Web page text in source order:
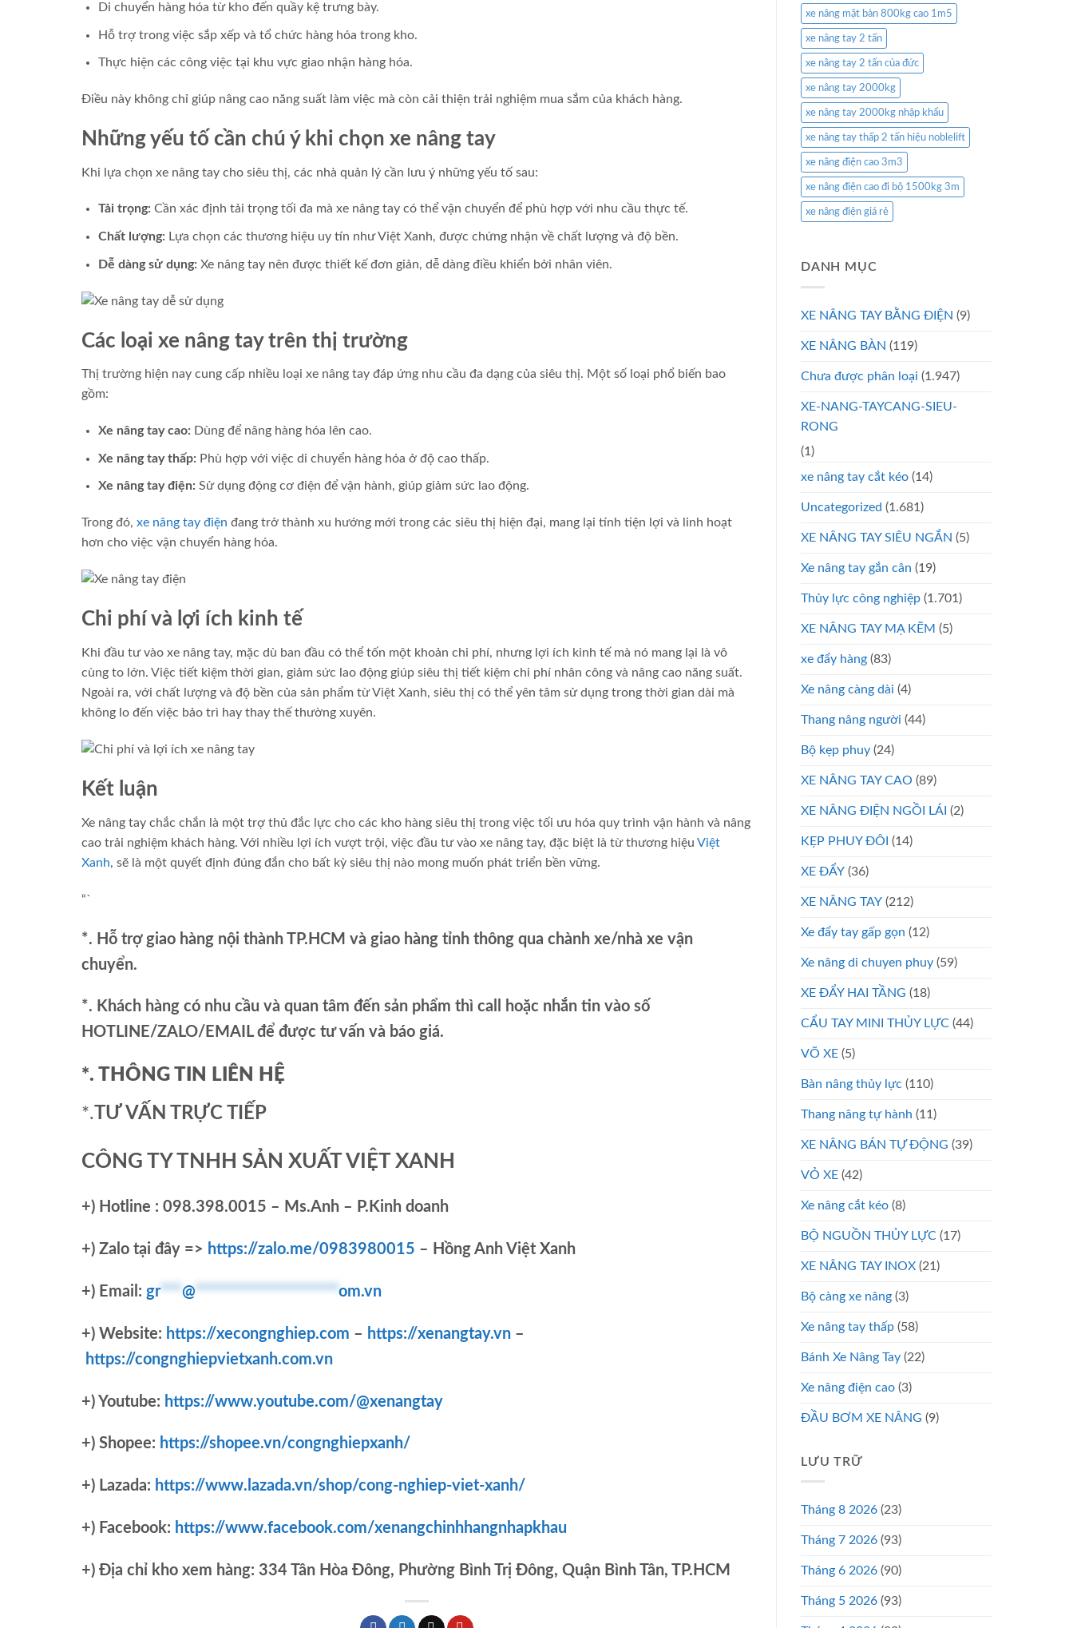
Di chuyển hàng hóa từ kho đến quầy kệ trưng bày.
Hỗ trợ trong việc sắp xếp và tổ chức hàng hóa trong kho.
Thực hiện các công việc tại khu vực giao nhận hàng hóa.
Điều này không chỉ giúp nâng cao năng suất làm việc mà còn cải thiện trải nghiệm mua sắm của khách hàng.
Những yếu tố cần chú ý khi chọn xe nâng tay
Khi lựa chọn xe nâng tay cho siêu thị, các nhà quản lý cần lưu ý những yếu tố sau:
Tải trọng: Cần xác định tải trọng tối đa mà xe nâng tay có thể vận chuyển để phù hợp với nhu cầu thực tế.
Chất lượng: Lựa chọn các thương hiệu uy tín như Việt Xanh, được chứng nhận về chất lượng và độ bền.
Dễ dàng sử dụng: Xe nâng tay nên được thiết kế đơn giản, dễ dàng điều khiển bởi nhân viên.
Các loại xe nâng tay trên thị trường
Thị trường hiện nay cung cấp nhiều loại xe nâng tay đáp ứng nhu cầu đa dạng của siêu thị. Một số loại phổ biến bao
gồm:
Xe nâng tay cao: Dùng để nâng hàng hóa lên cao.
Xe nâng tay thấp: Phù hợp với việc di chuyển hàng hóa ở độ cao thấp.
Xe nâng tay điện: Sử dụng động cơ điện để vận hành, giúp giảm sức lao động.
Trong đó, xe nâng tay điện đang trở thành xu hướng mới trong các siêu thị hiện đại, mang lại tính tiện lợi và linh hoạt
hơn cho việc vận chuyển hàng hóa.
Chi phí và lợi ích kinh tế
Khi đầu tư vào xe nâng tay, mặc dù ban đầu có thể tốn một khoản chi phí, nhưng lợi ích kinh tế mà nó mang lại là vô
cùng to lớn. Việc tiết kiệm thời gian, giảm sức lao động giúp siêu thị tiết kiệm chi phí nhân công và nâng cao năng suất.
Ngoài ra, với chất lượng và độ bền của sản phẩm từ Việt Xanh, siêu thị có thể yên tâm sử dụng trong thời gian dài mà
không lo đến việc bảo trì hay thay thế thường xuyên.
Kết luận
Xe nâng tay chắc chắn là một trợ thủ đắc lực cho các kho hàng siêu thị trong việc tối ưu hóa quy trình vận hành và nâng
cao trải nghiệm khách hàng. Với nhiều lợi ích vượt trội, việc đầu tư vào xe nâng tay, đặc biệt là từ thương hiệu Việt
Xanh, sẽ là một quyết định đúng đắn cho bất kỳ siêu thị nào mong muốn phát triển bền vững.
“`
*. Hỗ trợ giao hàng nội thành TP.HCM và giao hàng tỉnh thông qua chành xe/nhà xe vận
chuyển.
*. Khách hàng có nhu cầu và quan tâm đến sản phẩm thì call hoặc nhắn tin vào số
HOTLINE/ZALO/EMAIL để được tư vấn và báo giá.
*. THÔNG TIN LIÊN HỆ
*.TƯ VẤN TRỰC TIẾP
CÔNG TY TNHH SẢN XUẤT VIỆT XANH
+) Hotline : 098.398.0015 – Ms.Anh – P.Kinh doanh
+) Zalo tại đây => https://zalo.me/0983980015 – Hồng Anh Việt Xanh
+) Email: gr***@********************om.vn
+) Website: https://xecongnghiep.com – https://xenangtay.vn –
https://congnghiepvietxanh.com.vn
+) Youtube: https://www.youtube.com/@xenangtay
+) Shopee: https://shopee.vn/congnghiepxanh/
+) Lazada: https://www.lazada.vn/shop/cong-nghiep-viet-xanh/
+) Facebook: https://www.facebook.com/xenangchinhhangnhapkhau
+) Địa chỉ kho xem hàng: 334 Tân Hòa Đông, Phường Bình Trị Đông, Quận Bình Tân, TP.HCM
xe nâng mặt bàn 800kg cao 1m5
xe nâng tay 2 tấn
xe nâng tay 2 tấn của đức
xe nâng tay 2000kg
xe nâng tay 2000kg nhập khẩu
xe nâng tay thấp 2 tấn hiệu noblelift
xe nâng điện cao 3m3
xe nâng điện cao đi bộ 1500kg 3m
xe nâng điện giá rẻ
DANH MỤC
XE NÂNG TAY BẰNG ĐIỆN (9)
XE NÂNG BÀN (119)
Chưa được phân loại (1.947)
XE-NANG-TAYCANG-SIEU-
RONG
(1)
xe nâng tay cắt kéo (14)
Uncategorized (1.681)
XE NÂNG TAY SIÊU NGẮN (5)
Xe nâng tay gắn cân (19)
Thủy lực công nghiệp (1.701)
XE NÂNG TAY MẠ KẼM (5)
xe đẩy hàng (83)
Xe nâng càng dài (4)
Thang nâng người (44)
Bộ kẹp phuy (24)
XE NÂNG TAY CAO (89)
XE NÂNG ĐIỆN NGỒI LÁI (2)
KẸP PHUY ĐÔI (14)
XE ĐẨY (36)
XE NÂNG TAY (212)
Xe đẩy tay gấp gọn (12)
Xe nâng di chuyen phuy (59)
XE ĐẨY HAI TẦNG (18)
CẨU TAY MINI THỦY LỰC (44)
VÕ XE (5)
Bàn nâng thủy lực (110)
Thang nâng tự hành (11)
XE NÂNG BÁN TỰ ĐỘNG (39)
VỎ XE (42)
Xe nâng cắt kéo (8)
BỘ NGUỒN THỦY LỰC (17)
XE NÂNG TAY INOX (21)
Bộ càng xe nâng (3)
Xe nâng tay thấp (58)
Bánh Xe Nâng Tay (22)
Xe nâng điện cao (3)
ĐẦU BƠM XE NÂNG (9)
LƯU TRỮ
Tháng 8 2026 (23)
Tháng 7 2026 (93)
Tháng 6 2026 (90)
Tháng 5 2026 (93)